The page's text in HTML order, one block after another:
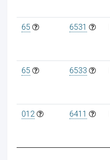
65 6531
65 6533
012 6411